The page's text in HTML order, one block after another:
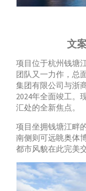
文
项目位于杭州钱塘
团队又一力作，总
集团有限公司与浙
2024年全面竣工。
汇处的全新焦点。
项目坐拥钱塘江畔
南侧则可远眺奥体
都市风貌在此完美交